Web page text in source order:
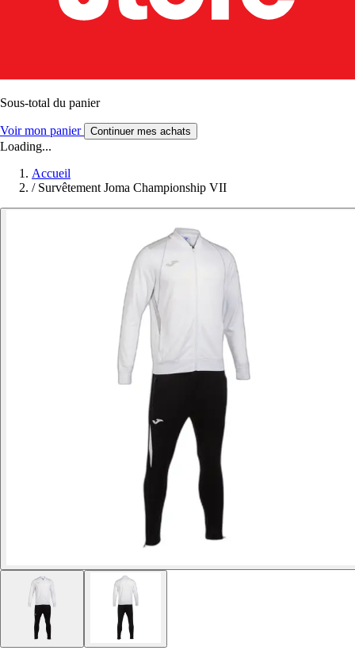
Sous-total du panier
Voir mon panier Continuer mes achats
Loading...
Accueil
/ Survêtement Joma Championship VII